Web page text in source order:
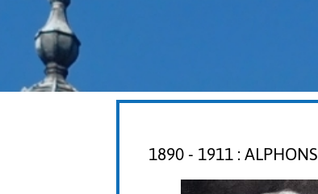
1890 - 1911 :